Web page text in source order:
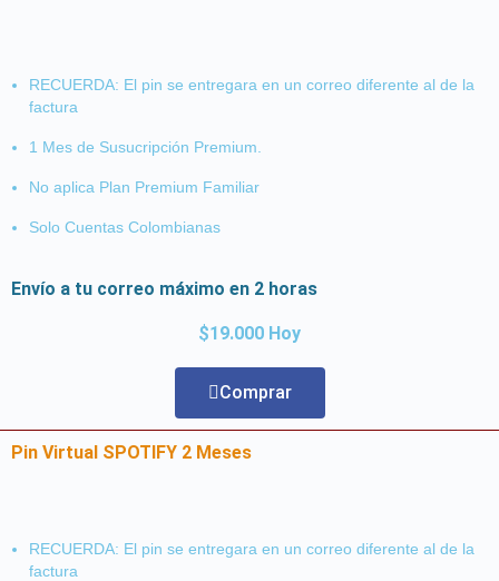
RECUERDA: El pin se entregara en un correo diferente al de la
factura
1 Mes de Susucripción Premium.
No aplica Plan Premium Familiar
Solo Cuentas Colombianas
Envío a tu correo máximo en 2 horas
$19.000 Hoy
Comprar
Pin Virtual SPOTIFY 2 Meses
RECUERDA: El pin se entregara en un correo diferente al de la
factura